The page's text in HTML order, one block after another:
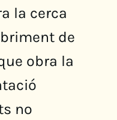
la cerca
de
obra la
no